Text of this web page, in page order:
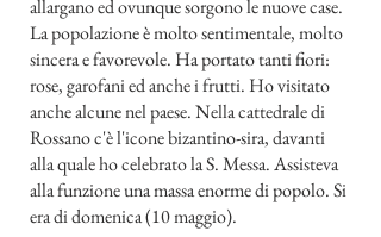
allargano ed ovunque sorgono le nuove case.
La popolazione è molto sentimentale, molto
sincera e favorevole. Ha portato tanti fiori:
rose, garofani ed anche i frutti. Ho visitato
anche alcune nel paese. Nella cattedrale di
Rossano c'è l'icone bizantino-sira, davanti
alla quale ho celebrato la S. Messa. Assisteva
alla funzione una massa enorme di popolo. Si
era di domenica (10 maggio).